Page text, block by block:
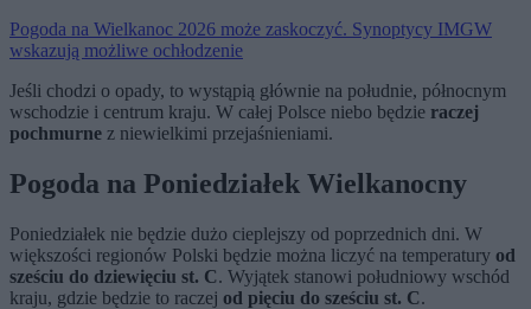
Pogoda na Wielkanoc 2026 może zaskoczyć. Synoptycy IMGW
wskazują możliwe ochłodzenie
Jeśli chodzi o opady, to wystąpią głównie na południe, północnym
wschodzie i centrum kraju. W całej Polsce niebo będzie raczej
pochmurne z niewielkimi przejaśnieniami.
Pogoda na Poniedziałek Wielkanocny
Poniedziałek nie będzie dużo cieplejszy od poprzednich dni. W
większości regionów Polski będzie można liczyć na temperatury od
sześciu do dziewięciu st. C. Wyjątek stanowi południowy wschód
kraju, gdzie będzie to raczej od pięciu do sześciu st. C.